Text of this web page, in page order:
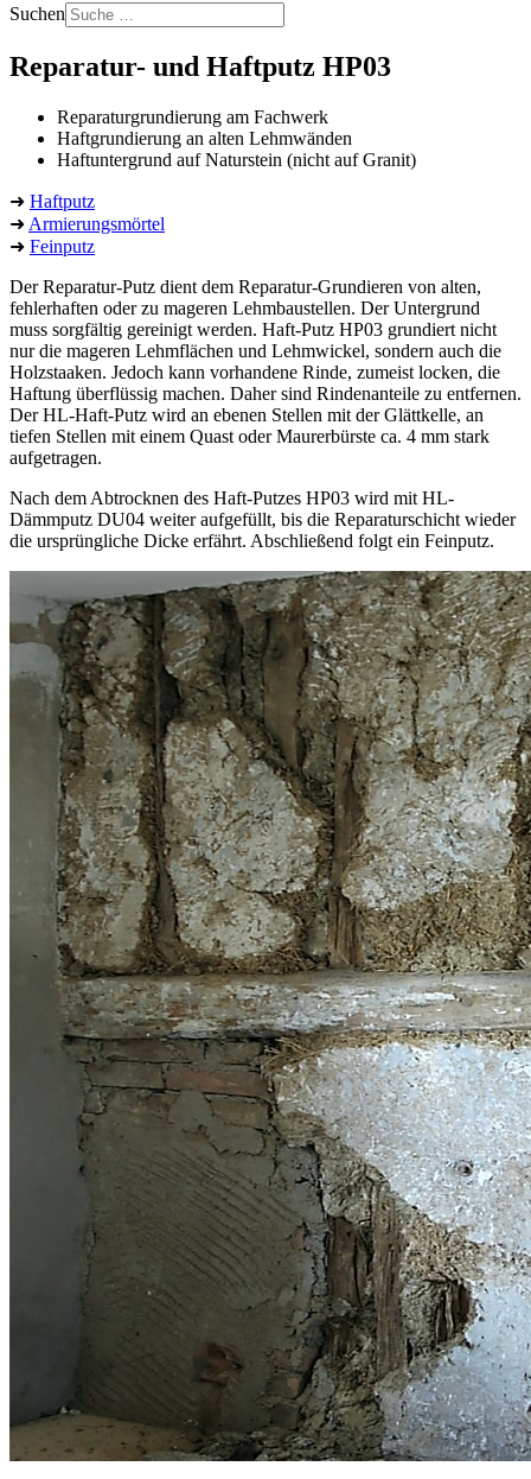
Suchen
Reparatur- und Haftputz HP03
Reparaturgrundierung am Fachwerk
Haftgrundierung an alten Lehmwänden
Haftuntergrund auf Naturstein (nicht auf Granit)
➜ Haftputz
➜ Armierungsmörtel
➜ Feinputz
Der Reparatur-Putz dient dem Reparatur-Grundieren von alten,
fehlerhaften oder zu mageren Lehmbaustellen. Der Untergrund
muss sorgfältig gereinigt werden. Haft-Putz HP03 grundiert nicht
nur die mageren Lehmflächen und Lehmwickel, sondern auch die
Holzstaaken. Jedoch kann vorhandene Rinde, zumeist locken, die
Haftung überflüssig machen. Daher sind Rindenanteile zu entfernen.
Der HL-Haft-Putz wird an ebenen Stellen mit der Glättkelle, an
tiefen Stellen mit einem Quast oder Maurerbürste ca. 4 mm stark
aufgetragen.
Nach dem Abtrocknen des Haft-Putzes HP03 wird mit HL-
Dämmputz DU04 weiter aufgefüllt, bis die Reparaturschicht wieder
die ursprüngliche Dicke erfährt. Abschließend folgt ein Feinputz.